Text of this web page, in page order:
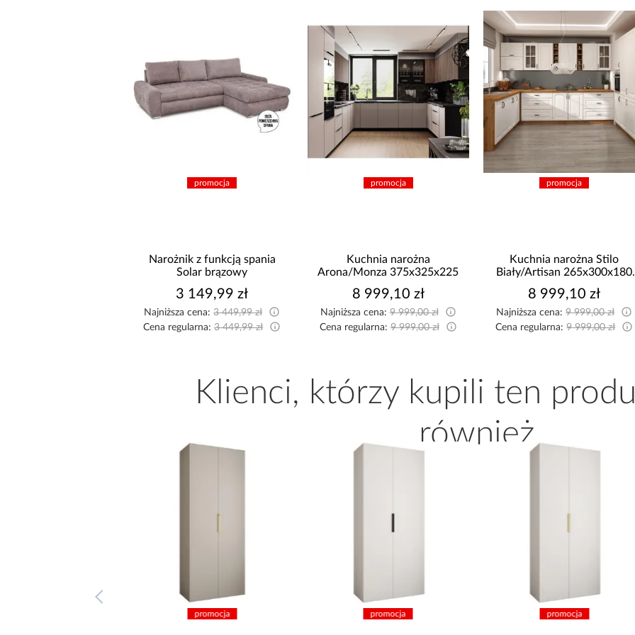
promocja
Kuchnia narożna
Arona/Monza 375x325x225
8 999,10 zł
Najniższa cena:9 999,00 zł
Cena regularna:9 999,00 zł
promocja
Kuchnia narożna Stilo
Biały/Artisan 265x300x180
8 999,10 zł
Najniższa cena:9 999,00 zł
Cena regularna:9 999,00 zł
promocja
Kuchnia Luxeo 260 Baltic
Storm/Beige Set 3
3 860,10 zł
Najniższa cena:4 289,00 zł
Cena regularna:4 289,00 zł
Klienci, którzy kupili ten
również
promocja promocja promocja